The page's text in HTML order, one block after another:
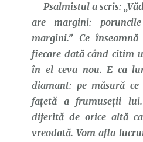
Psalmistul a scris:
are margini:
margini.” Ce
fiecare dată când citim
în el ceva nou. E ca
diamant: pe măsură
fațetă a frumuseții
diferită de orice altă
vreodată. Vom afla